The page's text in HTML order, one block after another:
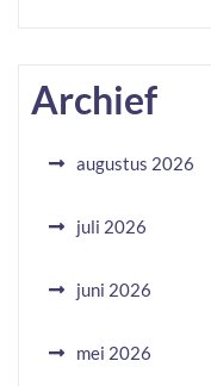
Archief
augustus 2026
juli 2026
juni 2026
mei 2026